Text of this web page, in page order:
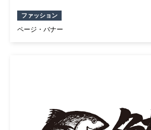
ファッション
ページ・バナー